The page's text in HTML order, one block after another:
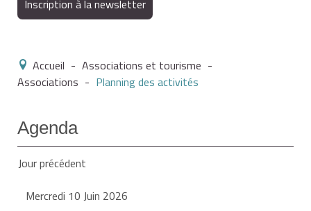
Inscription à la newsletter
Accueil - Associations et tourisme -
Associations - Planning des activités
Agenda
Jour précédent
Mercredi 10 Juin 2026